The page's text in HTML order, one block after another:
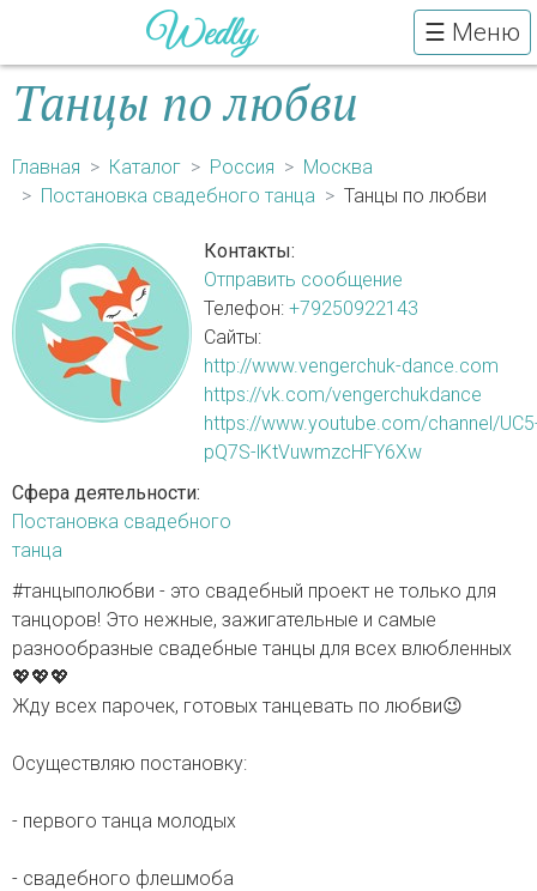
☰ Меню
Танцы по любви
Главная Каталог Россия
Москва
Постановка свадебного танца
Танцы по любви
Контакты:
Отправить сообщение
Телефон: +79250922143
Сайты:
http://www.vengerchuk-dance.com
https://vk.com/vengerchukdance
https://www.youtube.com/channel/
pQ7S-lKtVuwmzcHFY6Xw
Сфера деятельности:
Постановка свадебного
танца
#танцыполюбви - это свадебный проект не только для
танцоров! Это нежные, зажигательные и самые
разнообразные свадебные танцы для всех влюбленных
💖💖💖
Жду всех парочек, готовых танцевать по любви😉
Осуществляю постановку:
- первого танца молодых
- свадебного флешмоба